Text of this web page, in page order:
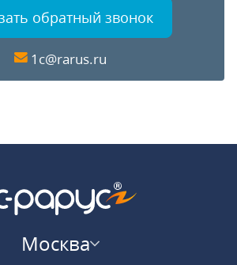
обратный звонок
1c@rarus.ru
Москва